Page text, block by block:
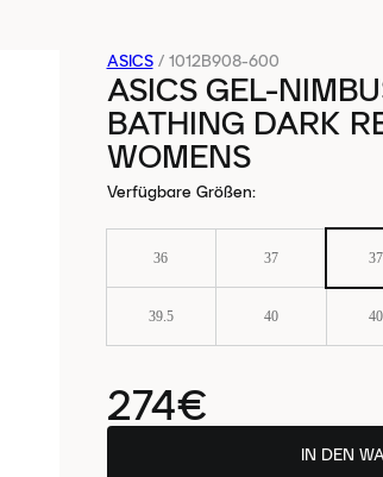
ASICS / 1012B908-600
ASICS GEL-
BATHING DARK
WOMENS
Verfügbare Größen:
36 37
39.5 40
274€
IN DEN